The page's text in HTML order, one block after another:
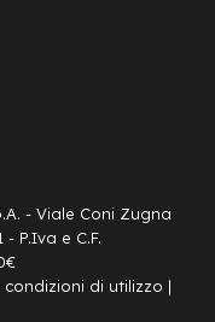
- Viale Coni Zugna
P.Iva e C.F.
condizioni di utilizzo |